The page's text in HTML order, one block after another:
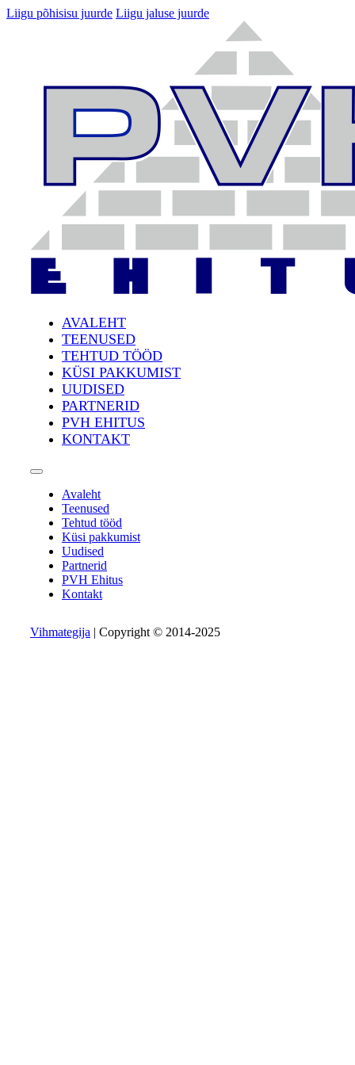
Liigu põhisisu juurde Liigu jaluse juurde
AVALEHT
TEENUSED
TEHTUD TÖÖD
KÜSI PAKKUMIST
UUDISED
PARTNERID
PVH EHITUS
KONTAKT
Avaleht
Teenused
Tehtud tööd
Küsi pakkumist
Uudised
Partnerid
PVH Ehitus
Kontakt
Vihmategija | Copyright © 2014-2025